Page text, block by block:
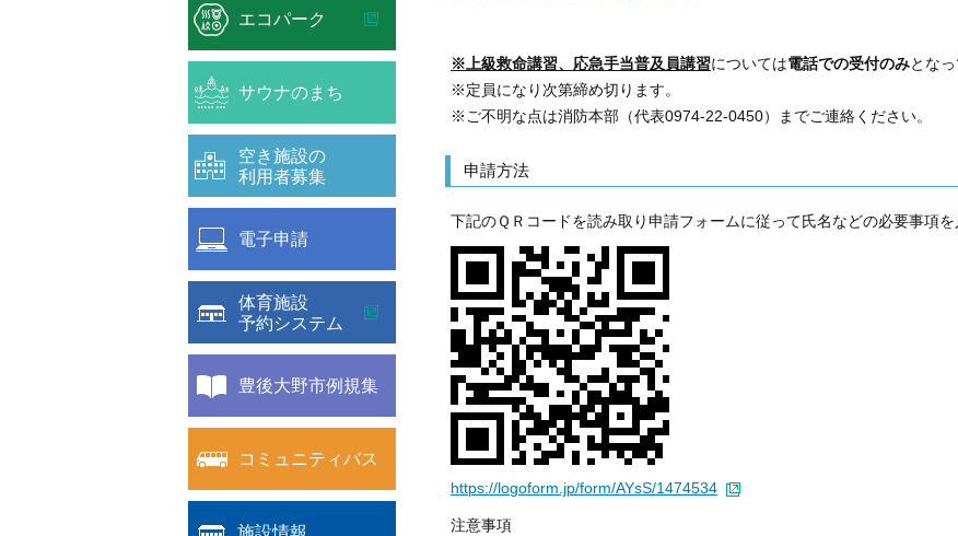
※上級救命講習、応急手当普及員講習については電話での受付のみとなっ
※定員になり次第締め切ります。
※ご不明な点は消防本部（代表0974-22-0450）までご連絡ください。
申請方法
下記のＱＲコードを読み取り申請フォームに従って氏名などの必要事項を
https://logoform.jp/form/AYsS/1474534
注意事項
エコパーク
サウナのまち
空き施設の
利用者募集
電子申請
体育施設
予約システム
豊後大野市例規集
コミュニティバス
施設情報